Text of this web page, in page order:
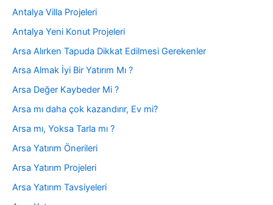
Antalya Villa Projeleri
Antalya Yeni Konut Projeleri
Arsa Alırken Tapuda Dikkat Edilmesi Gerekenler
Arsa Almak İyi Bir Yatırım Mı ?
Arsa Değer Kaybeder Mi ?
Arsa mı daha çok kazandırır, Ev mi?
Arsa mı, Yoksa Tarla mı ?
Arsa Yatırım Önerileri
Arsa Yatırım Projeleri
Arsa Yatırım Tavsiyeleri